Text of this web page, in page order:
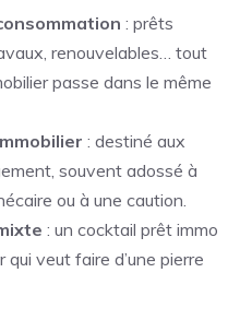
: prêts
renouvelables… tout
passe dans le même
: destiné aux
souvent adossé à
ou à une caution.
: un cocktail prêt immo
veut faire d’une pierre